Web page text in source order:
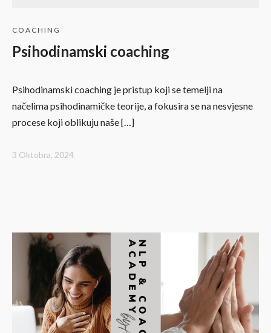
COACHING
Psihodinamski coaching
Psihodinamski coaching je pristup koji se temelji na
načelima psihodinamičke teorije, a fokusira se na nesvjesne
procese koji oblikuju naše […]
3 Oktobra, 2024